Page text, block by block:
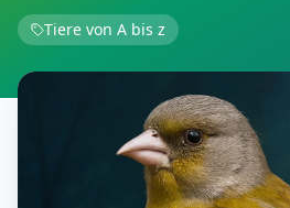
Tiere von A bis z